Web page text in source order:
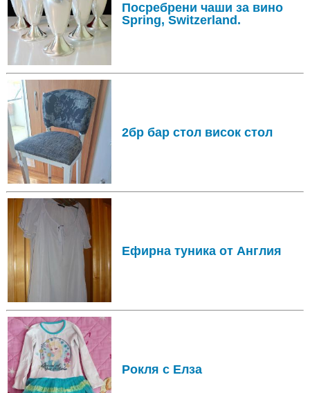
Посребрени чаши за вино
Spring, Switzerland.
2бр бар стол висок стол
Ефирна туника от Англия
Рокля с Елза